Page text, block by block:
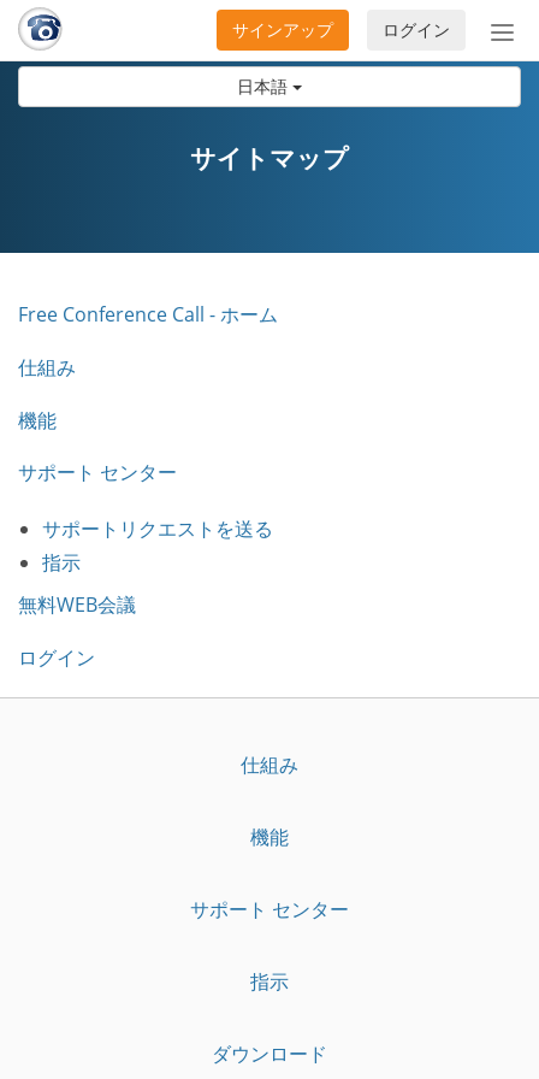
日本語
ナ
ビ
開
ログイン
サインアップ
サイトマップ
Free Conference Call - ホーム
仕組み
機能
サポート センター
サポートリクエストを送る
指示
無料WEB会議
ログイン
仕組み
機能
サポート センター
指示
ダウンロード